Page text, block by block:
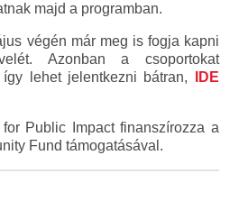
majd a programban.
végén már meg is fogja kapni
Azonban a csoportokat
lehet jelentkezni bátran,
IDE
Public Impact finanszírozza a
Fund támogatásával.